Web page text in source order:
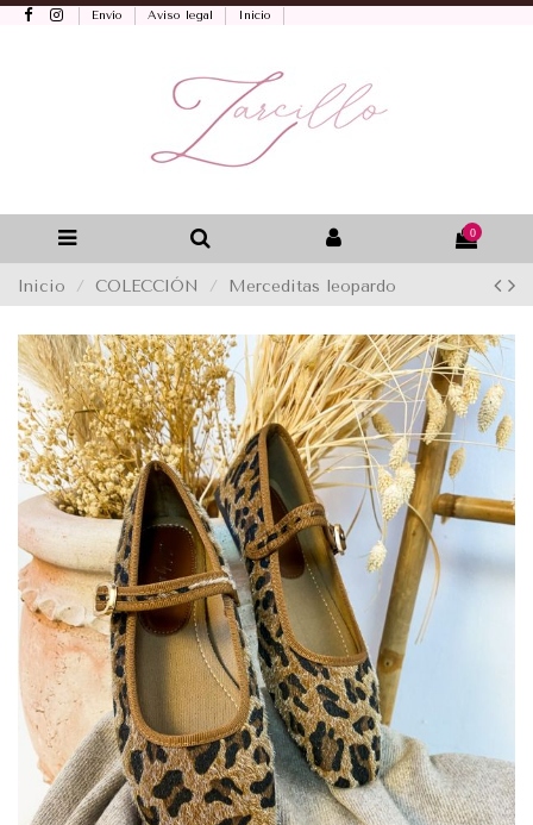
Envío Aviso legal Inicio
0
Inicio COLECCIÓN Merceditas leopardo